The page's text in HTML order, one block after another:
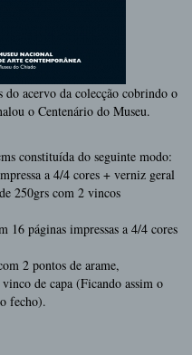
do acervo da colecção cobrindo o
o Centenário do Museu.
constituída do seguinte modo:
a 4/4 cores + verniz geral
250grs com 2 vincos
páginas impressas a 4/4 cores
2 pontos de arame,
de capa (Ficando assim o
fecho).